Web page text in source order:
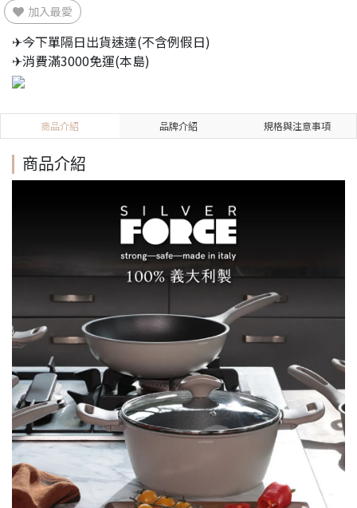
加入最愛
✈今下單隔日出貨速達(不含例假日)
✈消費滿3000免運(本島)
商品介紹 品牌介紹 規格與注意事項
商品介紹